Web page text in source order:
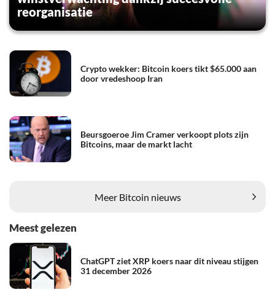
reorganisatie
Crypto wekker: Bitcoin koers tikt $65.000 aan
door vredeshoop Iran
Beursgoeroe Jim Cramer verkoopt plots zijn
Bitcoins, maar de markt lacht
Meer Bitcoin nieuws
Meest gelezen
ChatGPT ziet XRP koers naar dit niveau stijgen
31 december 2026